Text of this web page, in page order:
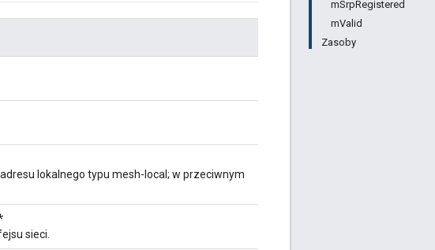
mSrpRegistered
mValid
Zasoby
lokalnego typu mesh-local; w przeciwnym
sieci.